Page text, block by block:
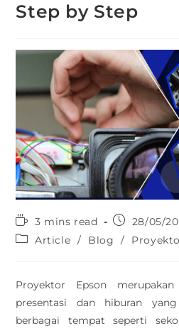
Step by Step
3 mins read
28/05/
Article / Blog /
Proyektor Epson
presentasi dan hiburan
berbagai tempat seperti